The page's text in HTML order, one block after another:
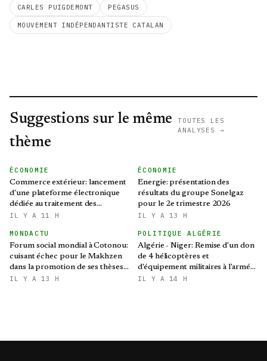
CARLES PUIGDEMONT PEGASUS
MOUVEMENT INDÉPENDANTISTE CATALAN
Suggestions sur le même
thème
TOUTES LES
ANALYSES →
ÉCONOMIE
Commerce extérieur: lancement
d'une plateforme électronique
dédiée au traitement des
préoccupations des opérateurs
IL Y A 11 H
ÉCONOMIE
Energie: présentation des
résultats du groupe Sonelgaz
pour le 2e trimestre 2026
IL Y A 13 H
MONDACTU
Forum social mondial à Cotonou:
cuisant échec pour le Makhzen
dans la promotion de ses thèses
colonialistes
IL Y A 13 H
POLITIQUE ALGÉRIE
Algérie - Niger: Remise d'un don
de 4 hélicoptères et
d'équipement militaires à l'armée
nigérienne
IL Y A 14 H